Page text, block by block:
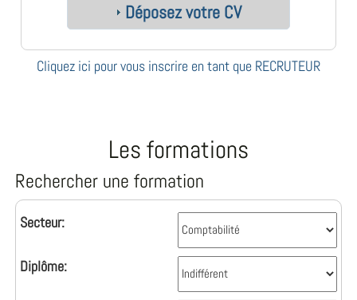
Déposez votre CV
Cliquez ici pour vous inscrire en tant que RECRUTEUR
Les formations
Rechercher une formation
Secteur:
Diplôme: